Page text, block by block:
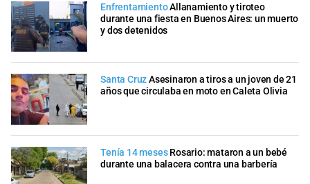
EnfrentamientoAllanamiento y tiroteo
durante una fiesta en Buenos Aires: un muerto
y dos detenidos
Santa CruzAsesinaron a tiros a un joven de 21
años que circulaba en moto en Caleta Olivia
Tenía 14 meses Rosario: mataron a un bebé
durante una balacera contra una barbería